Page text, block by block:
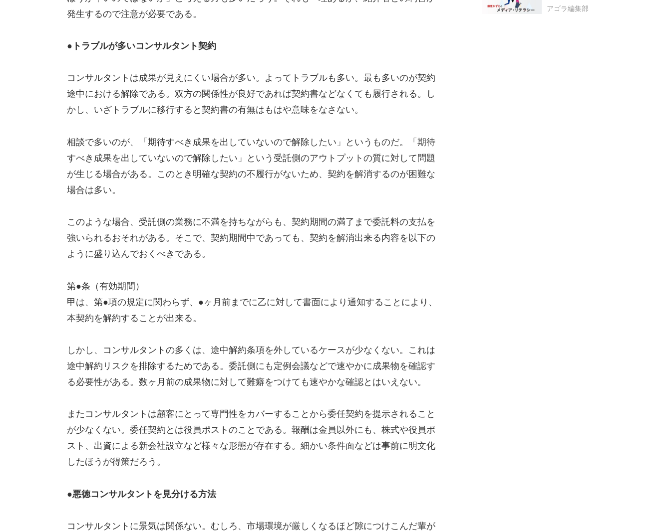
発生するので注意が必要である。
●トラブルが多いコンサルタント契約
コンサルタントは成果が見えにくい場合が多い。よってトラブルも多い。最も多いのが契約
途中における解除である。双方の関係性が良好であれば契約書などなくても履行される。し
かし、いざトラブルに移行すると契約書の有無はもはや意味をなさない。
相談で多いのが、「期待すべき成果を出していないので解除したい」というものだ。「期待
すべき成果を出していないので解除したい」という受託側のアウトプットの質に対して問題
が生じる場合がある。このとき明確な契約の不履行がないため、契約を解消するのが困難な
場合は多い。
このような場合、受託側の業務に不満を持ちながらも、契約期間の満了まで委託料の支払を
強いられるおそれがある。そこで、契約期間中であっても、契約を解消出来る内容を以下の
ように盛り込んでおくべきである。
第●条（有効期間）
甲は、第●項の規定に関わらず、●ヶ月前までに乙に対して書面により通知することにより、
本契約を解約することが出来る。
しかし、コンサルタントの多くは、途中解約条項を外しているケースが少なくない。これは
途中解約リスクを排除するためである。委託側にも定例会議などで速やかに成果物を確認す
る必要性がある。数ヶ月前の成果物に対して難癖をつけても速やかな確認とはいえない。
またコンサルタントは顧客にとって専門性をカバーすることから委任契約を提示されること
が少なくない。委任契約とは役員ポストのことである。報酬は金員以外にも、株式や役員ポ
スト、出資による新会社設立など様々な形態が存在する。細かい条件面などは事前に明文化
したほうが得策だろう。
●悪徳コンサルタントを見分ける方法
コンサルタントに景気は関係ない。むしろ、市場環境が厳しくなるほど隙につけこんだ輩が
アゴラ編集部